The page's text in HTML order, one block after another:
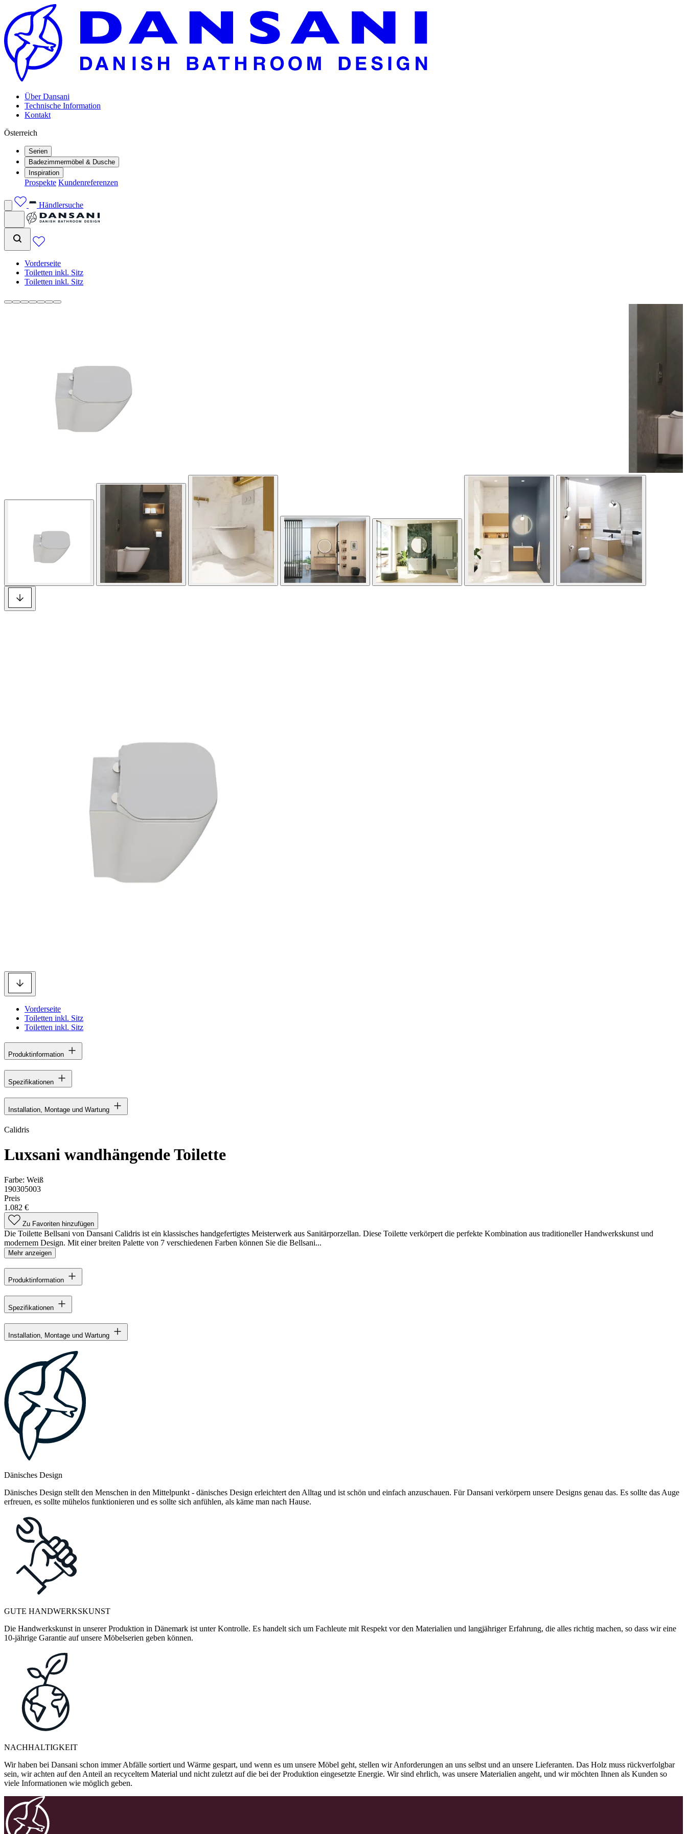
Über Dansani
Technische Information
Kontakt
Österreich
Serien
Badezimmermöbel & Dusche
Inspiration
Prospekte Kundenreferenzen
Händlersuche
Vorderseite
Toiletten inkl. Sitz
Toiletten inkl. Sitz
Vorderseite
Toiletten inkl. Sitz
Toiletten inkl. Sitz
Produktinformation
Spezifikationen
Installation, Montage und Wartung
Calidris
Luxsani wandhängende Toilette
Farbe: Weiß
190305003
Preis
1.082 €
Zu Favoriten hinzufügen
Die Toilette Bellsani von Dansani Calidris ist ein klassisches handgefertigtes Meisterwerk aus Sanitärporzellan. Diese Toilette verkörpert die perfekte Kombination aus traditioneller Handwerkskunst und
modernem Design. Mit einer breiten Palette von 7 verschiedenen Farben können Sie die Bellsani...
Mehr anzeigen
Produktinformation
Spezifikationen
Installation, Montage und Wartung
Dänisches Design
Dänisches Design stellt den Menschen in den Mittelpunkt - dänisches Design erleichtert den Alltag und ist schön und einfach anzuschauen. Für Dansani verkörpern unsere Designs genau das. Es sollte das Auge
erfreuen, es sollte mühelos funktionieren und es sollte sich anfühlen, als käme man nach Hause.
GUTE HANDWERKSKUNST
Die Handwerkskunst in unserer Produktion in Dänemark ist unter Kontrolle. Es handelt sich um Fachleute mit Respekt vor den Materialien und langjähriger Erfahrung, die alles richtig machen, so dass wir eine
10-jährige Garantie auf unsere Möbelserien geben können.
NACHHALTIGKEIT
Wir haben bei Dansani schon immer Abfälle sortiert und Wärme gespart, und wenn es um unsere Möbel geht, stellen wir Anforderungen an uns selbst und an unsere Lieferanten. Das Holz muss rückverfolgbar
sein, wir achten auf den Anteil an recyceltem Material und nicht zuletzt auf die bei der Produktion eingesetzte Energie. Wir sind ehrlich, was unsere Materialien angeht, und wir möchten Ihnen als Kunden so
viele Informationen wie möglich geben.